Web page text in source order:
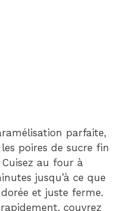
parfaite,
poires de sucre fin
au four à
jusqu’à ce que
et juste ferme.
couvrez